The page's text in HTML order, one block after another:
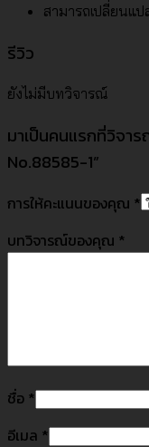
สามารถเปลี่ยนแป
รีวิว
ยังไม่มีบทวิจารณ์
มาเป็นคนแรกที่วิจา
No.88585-1”
การให้คะแนนของคุณ *
บทวิจารณ์ของคุณ *
ชื่อ *
อีเมล *